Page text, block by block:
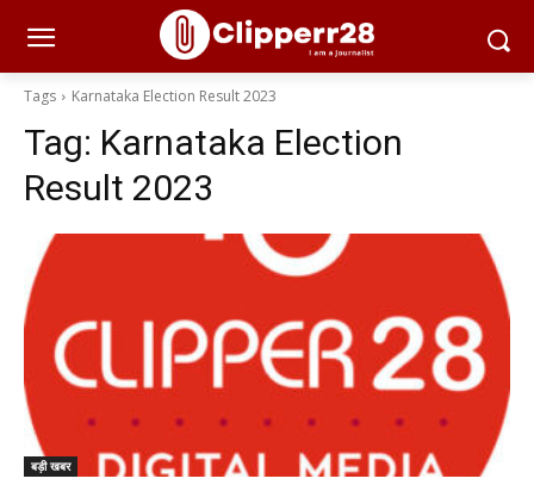
Tags Karnataka Election Result 2023
Tag: Karnataka Election
Result 2023
बड़ी खबर